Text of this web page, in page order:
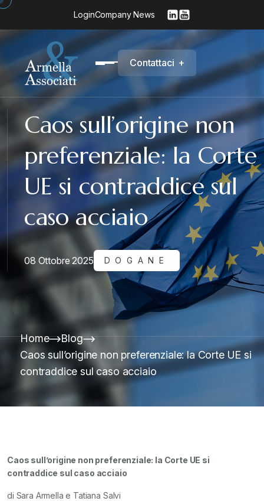
LoginCompany News
Contattaci +
Caos sull’origine non
preferenziale: la Corte
UE si contraddice sul
caso acciaio
08 Ottobre 2025 DOGANE
Home
Blog
Caos sull’origine non preferenziale: la Corte UE si
contraddice sul caso acciaio
Caos sull’origine non preferenziale: la Corte UE si
contraddice sul caso acciaio
di Sara Armella e Tatiana Salvi